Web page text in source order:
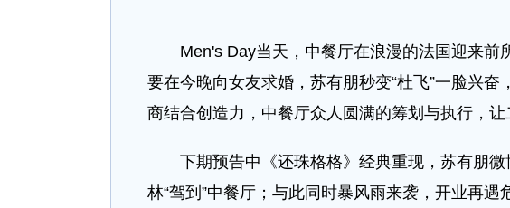
Men's Day当天，中餐厅在浪漫的法国迎来前
要在今晚向女友求婚，苏有朋秒变“杜飞”一脸兴奋
商结合创造力，中餐厅众人圆满的筹划与执行，让
下期预告中《还珠格格》经典重现，苏有朋微
林“驾到”中餐厅；与此同时暴风雨来袭，开业再遇